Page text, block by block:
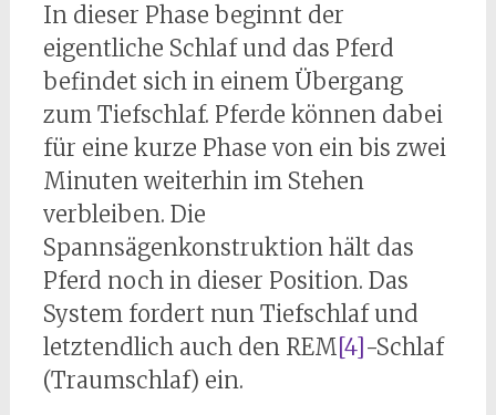
In dieser Phase beginnt der
eigentliche Schlaf und das Pferd
befindet sich in einem Übergang
zum Tiefschlaf. Pferde können dabei
für eine kurze Phase von ein bis zwei
Minuten weiterhin im Stehen
verbleiben. Die
Spannsägenkonstruktion hält das
Pferd noch in dieser Position. Das
System fordert nun Tiefschlaf und
letztendlich auch den REM[4]-Schlaf
(Traumschlaf) ein.